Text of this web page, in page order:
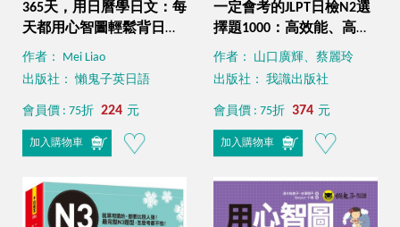
365天，用日曆學日文：每
天都用心智圖輕鬆背日文
單字【虛擬點讀筆版】
（附「Youtor App」內含
作者： Mei Liao
出版社： 懶鬼子英日語
會員價 : 75折 224 元
加入購物車
一定會考的JLPT日檢N2選
擇題1000：高效能、高報
酬、新日檢快速過關！
（免費附贈「Youtor
筆）
作者： 山口廣輝、蔡麗玲
出版社： 我識出版社
會員價 : 75折 374 元
加入購物車